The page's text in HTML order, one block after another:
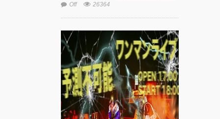
間”を集めて。
120人で過去最
高に挑むダン
ス公演
『ANTENNA』
Produced by
YOH UENO
梅田宏明＋
Off
26364